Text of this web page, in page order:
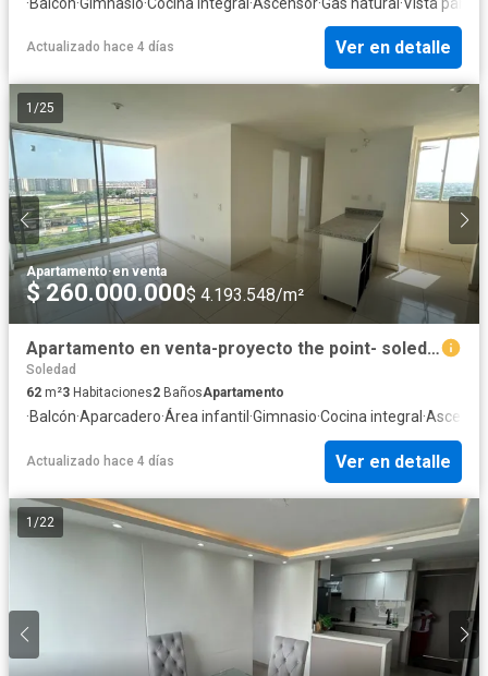
Actualizado hace 4 días Ver en detalle
1 /25
Apartamento·en venta
$ 260.000.000$ 4.193.548/m²
Apartamento en venta-proyecto the point- soledad
Soledad
62 m²3 Habitaciones2 BañosApartamento
·Balcón·Aparcadero·Área infantil ·Gimnasio·Cocina integral ·
Actualizado hace 4 días Ver en detalle
1 /22